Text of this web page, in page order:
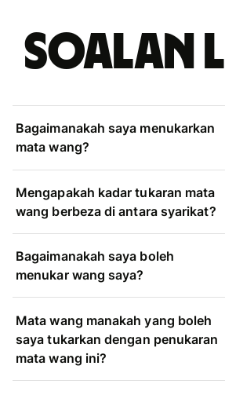
Soalan
Bagaimanakah saya menukarkan
mata wang?
Mengapakah kadar tukaran mata
wang berbeza di antara syarikat?
Bagaimanakah saya boleh
menukar wang saya?
Mata wang manakah yang boleh
saya tukarkan dengan penukaran
mata wang ini?